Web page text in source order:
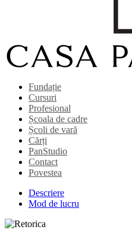
Fundație
Cursuri
Profesional
Școala de cadre
Școli de vară
Cărți
PanStudio
Contact
Povestea
Descriere
Mod de lucru